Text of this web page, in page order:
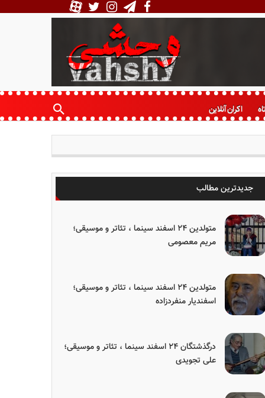
اکران آنلاین
جدیدترین مطالب
متولدین ۲۴ اسفند سینما ، تئاتر و موسیقی؛
مریم معصومی
متولدین ۲۴ اسفند سینما ، تئاتر و موسیقی؛
اسفندیار منفردزاده
درگذشتگان ۲۴ اسفند سینما ، تئاتر و موسیقی؛
علی تجویدی